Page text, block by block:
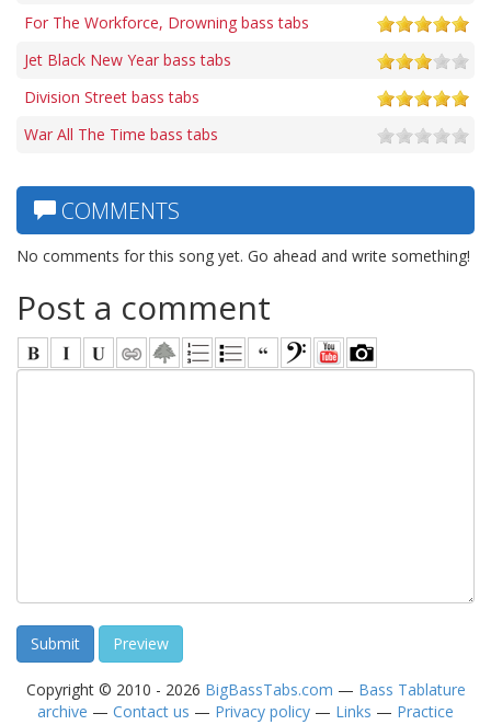
For The Workforce, Drowning bass tabs
Jet Black New Year bass tabs
Division Street bass tabs
War All The Time bass tabs
COMMENTS
No comments for this song yet. Go ahead and write something!
Post a comment
Copyright © 2010 - 2026 BigBassTabs.com — Bass Tablature
archive — Contact us — Privacy policy — Links — Practice